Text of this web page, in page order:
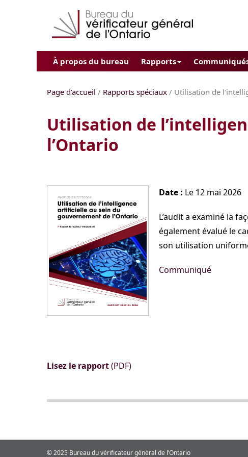
À propos du bureau Rapports
Page d’accueil / Rapports spéciaux / Utilisation de
Utilisation de
l’Ontario
Date : Le 12 mai 2026
L’audit a examiné la
également évalué le
son utilisation
Communiqué
Lisez le rapport(PDF)
© 2025 Bureau du vérificateur général de l’Ontario